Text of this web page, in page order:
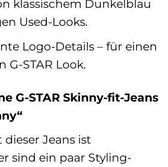
klassischem Dunkelblau
Used-Looks.
Logo-Details – für einen
G-STAR Look.
G-STAR Skinny-fit-Jeans
Jeans ist
sind ein paar Styling-